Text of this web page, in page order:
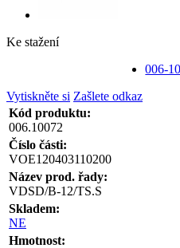
Ke stažení
006-
Vytiskněte si Zašlete odkaz
Kód produktu:
006.10072
Číslo části:
VOE120403110200
Název prod. řady:
VDSD/B-12/TS.S
Skladem:
NE
Hmotnost: